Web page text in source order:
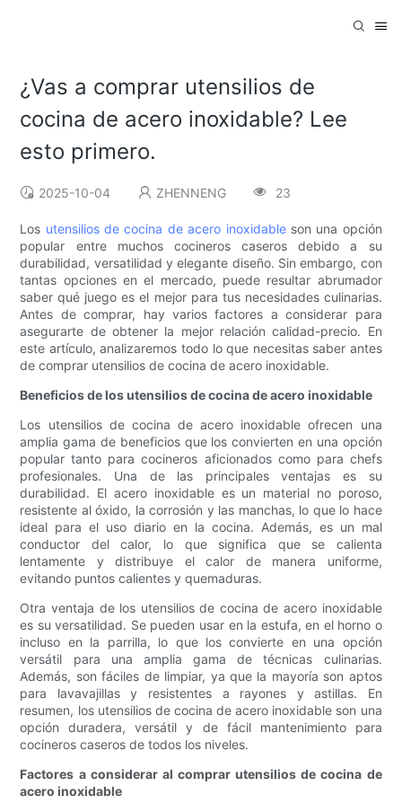
¿Vas a comprar utensilios de
cocina de acero inoxidable? Lee
esto primero.
2025-10-04 ZHENNENG 23
Los utensilios de cocina de acero inoxidableson una opción
popular entre muchos cocineros caseros debido a su
durabilidad, versatilidad y elegante diseño. Sin embargo, con
tantas opciones en el mercado, puede resultar abrumador
saber qué juego es el mejor para tus necesidades culinarias.
Antes de comprar, hay varios factores a considerar para
asegurarte de obtener la mejor relación calidad-precio. En
este artículo, analizaremos todo lo que necesitas saber antes
de comprar utensilios de cocina de acero inoxidable.
Beneficios de los utensilios de cocina de acero inoxidable
Los utensilios de cocina de acero inoxidable ofrecen una
amplia gama de beneficios que los convierten en una opción
popular tanto para cocineros aficionados como para chefs
profesionales. Una de las principales ventajas es su
durabilidad. El acero inoxidable es un material no poroso,
resistente al óxido, la corrosión y las manchas, lo que lo hace
ideal para el uso diario en la cocina. Además, es un mal
conductor del calor, lo que significa que se calienta
lentamente y distribuye el calor de manera uniforme,
evitando puntos calientes y quemaduras.
Otra ventaja de los utensilios de cocina de acero inoxidable
es su versatilidad. Se pueden usar en la estufa, en el horno o
incluso en la parrilla, lo que los convierte en una opción
versátil para una amplia gama de técnicas culinarias.
Además, son fáciles de limpiar, ya que la mayoría son aptos
para lavavajillas y resistentes a rayones y astillas. En
resumen, los utensilios de cocina de acero inoxidable son una
opción duradera, versátil y de fácil mantenimiento para
cocineros caseros de todos los niveles.
Factores a considerar al comprar utensilios de cocina de
acero inoxidable